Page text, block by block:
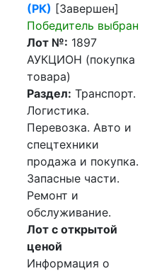
(РК) [Завершен]
Победитель выбран
Лот №: 1897
АУКЦИОН (покупка
товара)
Раздел: Транспорт.
Логистика.
Перевозка. Авто и
спецтехники
продажа и покупка.
Запасные части.
Ремонт и
обслуживание.
Лот с открытой
ценой
Информация о